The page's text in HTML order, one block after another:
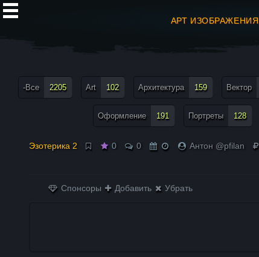
АРТ ИЗОБРАЖЕНИЯ
-Все 2205 Art 102 Архитектура 159 Вектор
Оформление 191 Портреты 128
Эзотерика 2 0 0 Антон @pfilan
Спонсоры Добавить Убрать